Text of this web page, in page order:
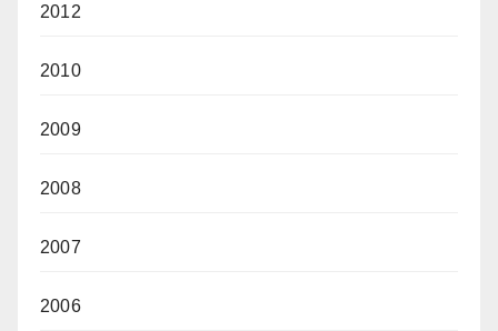
2012
2010
2009
2008
2007
2006